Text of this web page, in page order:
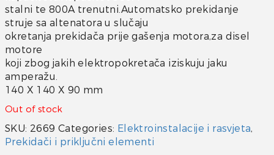
stalni te 800A trenutni.Automatsko prekidanje
struje sa altenatora u slučaju
okretanja prekidača prije gašenja motora,za disel
motore
koji zbog jakih elektropokretača iziskuju jaku
amperažu.
140 X 140 X 90 mm
Out of stock
SKU: 2669 Categories: Elektroinstalacije i rasvjeta,
Prekidači i priključni elementi